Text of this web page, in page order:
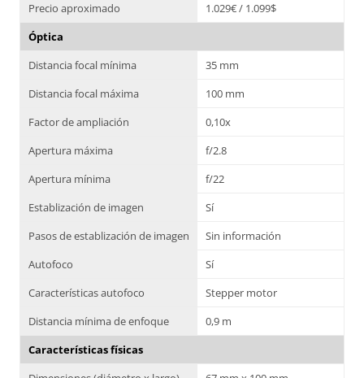
Precio aproximado
1.029€ / 1.099$
Óptica
Distancia focal mínima
35 mm
Distancia focal máxima
100 mm
Factor de ampliación
0,10x
Apertura máxima
f/2.8
Apertura mínima
f/22
Establización de imagen
Sí
Pasos de establización de imagen
Sin información
Autofoco
Sí
Características autofoco
Stepper motor
Distancia mínima de enfoque
0,9 m
Características físicas